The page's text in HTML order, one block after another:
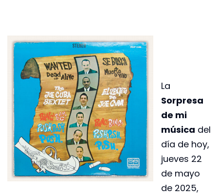
La
Sorpresa
de mi
música del
día de hoy,
jueves 22
de mayo
de 2025,